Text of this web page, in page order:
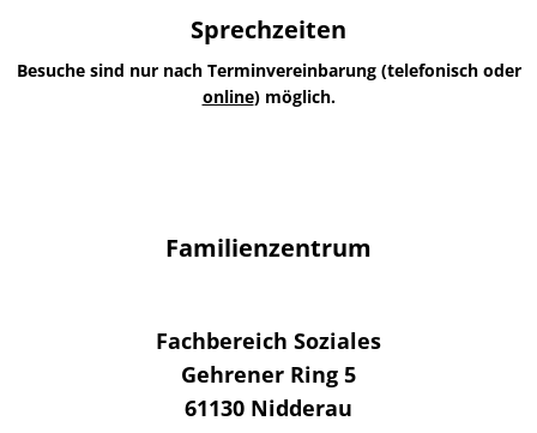
Sprechzeiten
Besuche sind nur nach Terminvereinbarung (telefonisch oder
online) möglich.
Familienzentrum
Fachbereich Soziales
Gehrener Ring 5
61130 Nidderau